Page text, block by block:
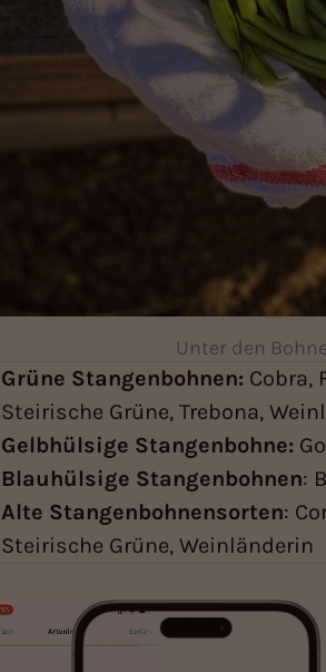
Unter den
Grüne Stangenbohnen: Cobra,
Steirische Grüne, Trebona,
Gelbhülsige Stangenbohne:
Blauhülsige Stangenbohnen:
Alte Stangenbohnensorten:
Steirische Grüne, Weinländerin